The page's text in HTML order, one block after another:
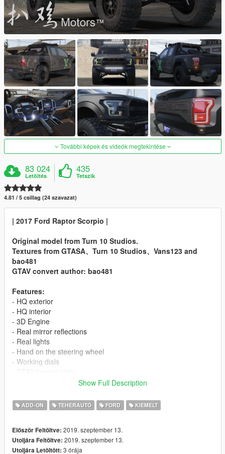
További képek és videók megtekintése
83 024
Letöltés
435
Tetszik
4.81 / 5 csillag (24 szavazat)
| 2017 Ford Raptor Scorpio |
Original model from Turn 10 Studios.
Textures from GTASA、Turn 10 Studios、Vans123 and
bao481
GTAV convert author: bao481
Features:
- HQ exterior
- HQ interior
- 3D Engine
- Real mirror reflections
- Real lights
- Hand on the steering wheel
- Working dials
- Livery
- Color1: body
[Terms of Service]
Show Full Description
ADD-ON TEHERAUTÓ FORD KIEMELT
Először Feltöltve: 2019. szeptember 13.
Utoljára Feltöltve: 2019. szeptember 13.
Utoljára Letöltött: 3 órája